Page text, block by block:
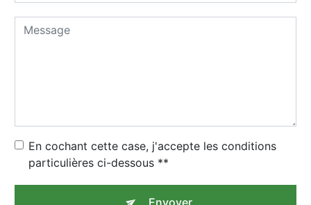
En cochant cette case, j'accepte les conditions
particulières ci-dessous **
Envoyer